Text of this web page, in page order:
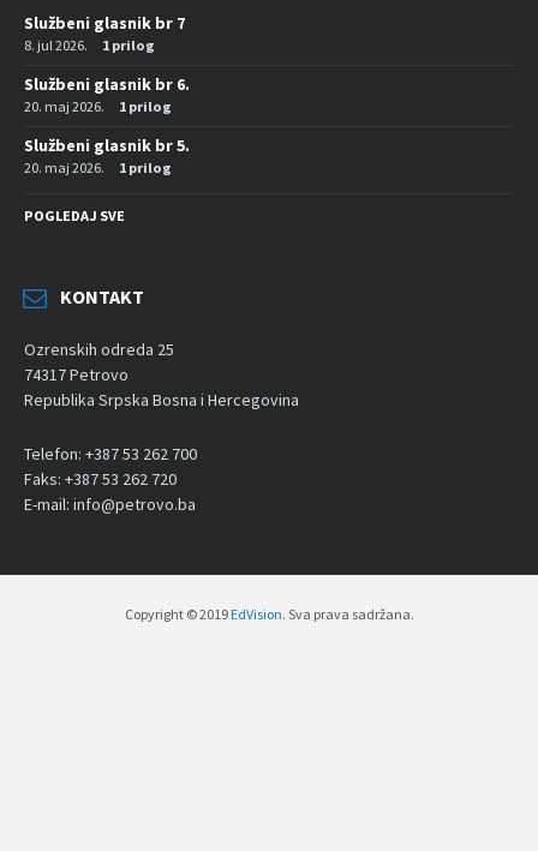
Službeni glasnik br 7
8. jul 2026. 1 prilog
Službeni glasnik br 6.
20. maj 2026. 1 prilog
Službeni glasnik br 5.
20. maj 2026. 1 prilog
POGLEDAJ SVE
KONTAKT
Ozrenskih odreda 25
74317 Petrovo
Republika Srpska Bosna i Hercegovina
Telefon: +387 53 262 700
Faks: +387 53 262 720
E-mail: info@petrovo.ba
Copyright © 2019 EdVision. Sva prava sadržana.